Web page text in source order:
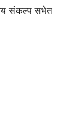
संकल्प सभेत